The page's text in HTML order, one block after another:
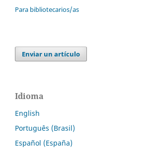
Para bibliotecarios/as
Enviar un artículo
Idioma
English
Português (Brasil)
Español (España)